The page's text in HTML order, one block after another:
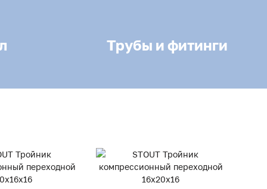
Трубы и фитинги